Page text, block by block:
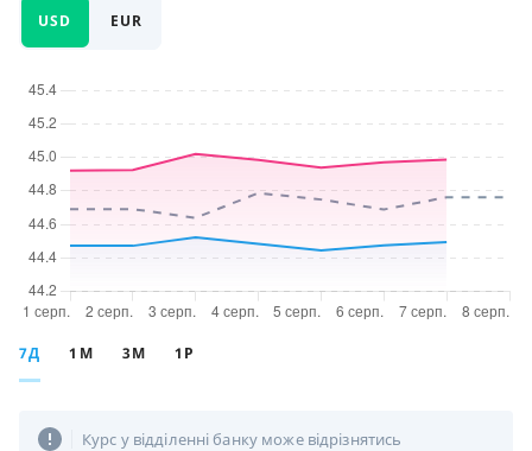
USD EUR
7Д 1М 3М 1Р
Курс у відділенні банку може відрізнятись